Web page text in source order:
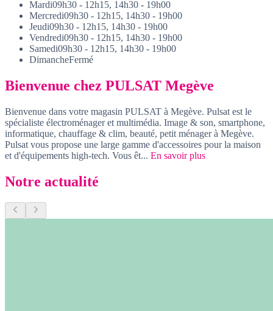
Mardi09h30 - 12h15, 14h30 - 19h00
Mercredi09h30 - 12h15, 14h30 - 19h00
Jeudi09h30 - 12h15, 14h30 - 19h00
Vendredi09h30 - 12h15, 14h30 - 19h00
Samedi09h30 - 12h15, 14h30 - 19h00
DimancheFermé
Bienvenue chez PULSAT Megève
Bienvenue dans votre magasin PULSAT à Megève. Pulsat est le
spécialiste électroménager et multimédia. Image & son, smartphone,
informatique, chauffage & clim, beauté, petit ménager à Megève.
Pulsat vous propose une large gamme d'accessoires pour la maison
et d'équipements high-tech. Vous êt... En savoir plus
Notre actualité